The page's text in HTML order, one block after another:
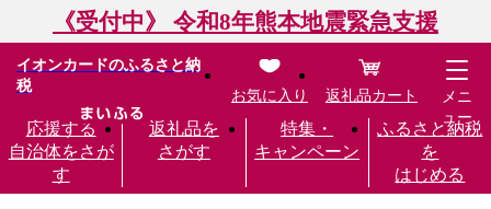
《受付中》 令和8年熊本地震緊急支援
イオンカードのふるさと納
税
応援する
自治体をさが
す
返礼品を
さがす
特集・
キャンペーン
ふるさと納税
を
はじめる
お気に入り 返礼品カート
メニ
ュー